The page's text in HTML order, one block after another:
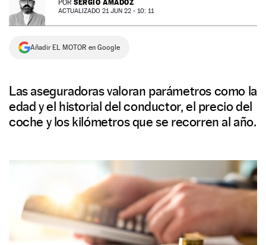
NEWSLETTER
SÍGUENOS
POR SERGIO AMADOZ
ACTUALIZADO 21 JUN 22 - 10: 11
Añadir EL MOTOR en Google
Las aseguradoras valoran parámetros como la
edad y el historial del conductor, el precio del
coche y los kilómetros que se recorren al año.